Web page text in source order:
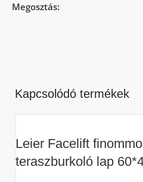
Megosztás:
Kapcsolódó termékek
Leier Facelift
teraszburkoló lap